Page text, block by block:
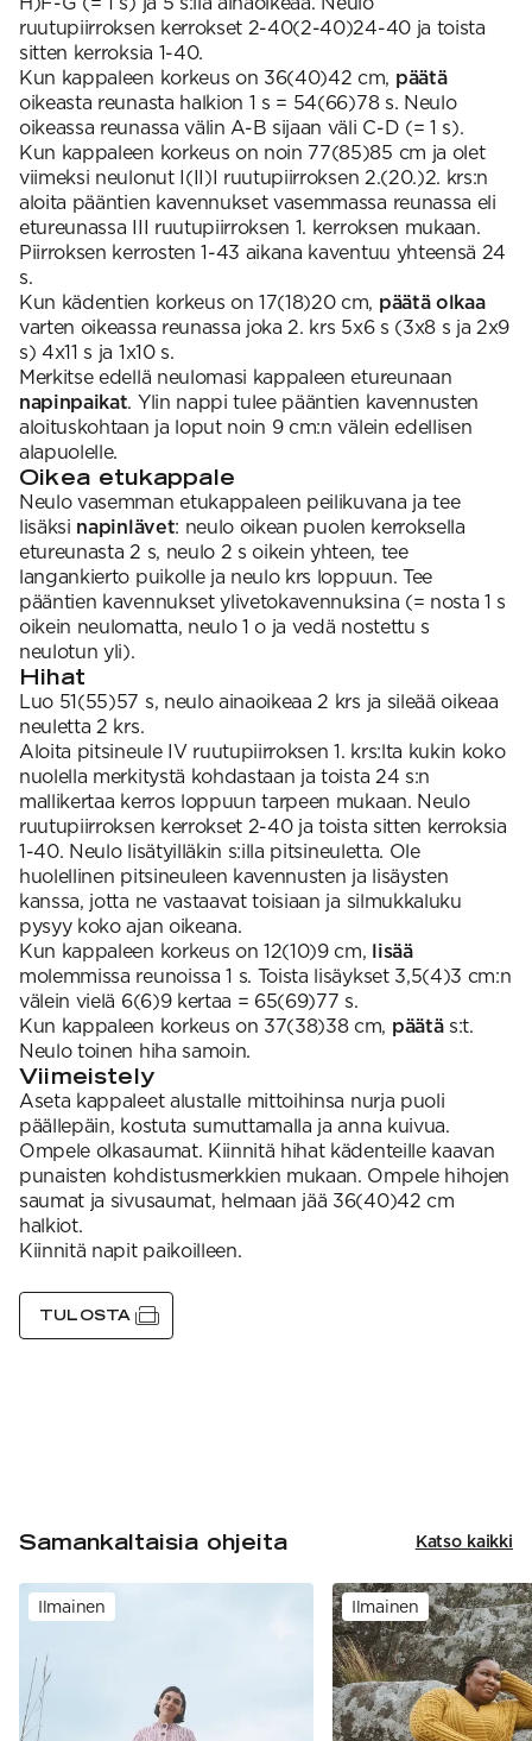
ruutupiirroksen kerrokset 2-40(2-40)24-40 ja toista
sitten kerroksia 1-40.
Kun kappaleen korkeus on 36(40)42 cm, päätä
oikeasta reunasta halkion 1 s = 54(66)78 s. Neulo
oikeassa reunassa välin A-B sijaan väli C-D (= 1 s).
Kun kappaleen korkeus on noin 77(85)85 cm ja olet
viimeksi neulonut I(II)I ruutupiirroksen 2.(20.)2. krs:n
aloita pääntien kavennukset vasemmassa reunassa eli
etureunassa III ruutupiirroksen 1. kerroksen mukaan.
Piirroksen kerrosten 1-43 aikana kaventuu yhteensä 24
s.
Kun kädentien korkeus on 17(18)20 cm, päätä olkaa
varten oikeassa reunassa joka 2. krs 5x6 s (3x8 s ja 2x9
s) 4x11 s ja 1x10 s.
Merkitse edellä neulomasi kappaleen etureunaan
napinpaikat. Ylin nappi tulee pääntien kavennusten
aloituskohtaan ja loput noin 9 cm:n välein edellisen
alapuolelle.
Oikea etukappale
Neulo vasemman etukappaleen peilikuvana ja tee
lisäksi napinlävet: neulo oikean puolen kerroksella
etureunasta 2 s, neulo 2 s oikein yhteen, tee
langankierto puikolle ja neulo krs loppuun. Tee
pääntien kavennukset ylivetokavennuksina (= nosta 1 s
oikein neulomatta, neulo 1 o ja vedä nostettu s
neulotun yli).
Hihat
Luo 51(55)57 s, neulo ainaoikeaa 2 krs ja sileää oikeaa
neuletta 2 krs.
Aloita pitsineule IV ruutupiirroksen 1. krs:lta kukin koko
nuolella merkitystä kohdastaan ja toista 24 s:n
mallikertaa kerros loppuun tarpeen mukaan. Neulo
ruutupiirroksen kerrokset 2-40 ja toista sitten kerroksia
1-40. Neulo lisätyilläkin s:illa pitsineuletta. Ole
huolellinen pitsineuleen kavennusten ja lisäysten
kanssa, jotta ne vastaavat toisiaan ja silmukkaluku
pysyy koko ajan oikeana.
Kun kappaleen korkeus on 12(10)9 cm, lisää
molemmissa reunoissa 1 s. Toista lisäykset 3,5(4)3 cm:n
välein vielä 6(6)9 kertaa = 65(69)77 s.
Kun kappaleen korkeus on 37(38)38 cm, päätäs:t.
Neulo toinen hiha samoin.
Viimeistely
Aseta kappaleet alustalle mittoihinsa nurja puoli
päällepäin, kostuta sumuttamalla ja anna kuivua.
Ompele olkasaumat. Kiinnitä hihat kädenteille kaavan
punaisten kohdistusmerkkien mukaan. Ompele hihojen
saumat ja sivusaumat, helmaan jää 36(40)42 cm
halkiot.
Kiinnitä napit paikoilleen.
TULOSTA
Samankaltaisia ohjeita Katso kaikki
Ilmainen Ilmainen